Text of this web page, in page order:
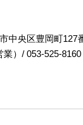
中央区豊岡町127
）/ 053-525-8160